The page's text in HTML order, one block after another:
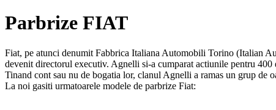
Parbrize FIAT
Fiat, pe atunci denumit Fabbrica Italiana Automobili Torino (Italian
devenit directorul executiv. Agnelli si-a cumparat actiunile pentru
Tinand cont sau nu de bogatia lor, clanul Agnelli a ramas un grup de
La noi gasiti urmatoarele modele de parbrize Fiat: